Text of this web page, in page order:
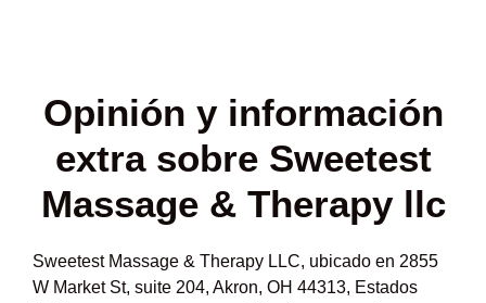
Opinión y información
extra sobre Sweetest
Massage & Therapy llc
Sweetest Massage & Therapy LLC, ubicado en 2855
W Market St, suite 204, Akron, OH 44313, Estados